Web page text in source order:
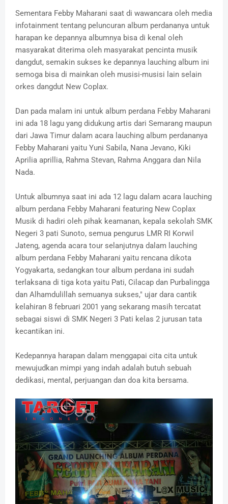
Sementara Febby Maharani saat di wawancara oleh media
infotainment tentang peluncuran album perdananya untuk
harapan ke depannya albumnya bisa di kenal oleh
masyarakat diterima oleh masyarakat pencinta musik
dangdut, semakin sukses ke depannya lauching album ini
semoga bisa di mainkan oleh musisi-musisi lain selain
orkes dangdut New Coplax.
Dan pada malam ini untuk album perdana Febby Maharani
ini ada 18 lagu yang didukung artis dari Semarang maupun
dari Jawa Timur dalam acara lauching album perdananya
Febby Maharani yaitu Yuni Sabila, Nana Jevano, Kiki
Aprilia aprillia, Rahma Stevan, Rahma Anggara dan Nila
Nada.
Untuk albumnya saat ini ada 12 lagu dalam acara lauching
album perdana Febby Maharani featuring New Coplax
Musik di hadiri oleh pihak keamanan, kepala sekolah SMK
Negeri 3 pati Sunoto, semua pengurus LMR RI Korwil
Jateng, agenda acara tour selanjutnya dalam lauching
album perdana Febby Maharani yaitu rencana dikota
Yogyakarta, sedangkan tour album perdana ini sudah
terlaksana di tiga kota yaitu Pati, Cilacap dan Purbalingga
dan Alhamdulillah semuanya sukses," ujar dara cantik
kelahiran 8 februari 2001 yang sekarang masih tercatat
sebagai siswi di SMK Negeri 3 Pati kelas 2 jurusan tata
kecantikan ini.
Kedepannya harapan dalam menggapai cita cita untuk
mewujudkan mimpi yang indah adalah butuh sebuah
dedikasi, mental, perjuangan dan doa kita bersama.